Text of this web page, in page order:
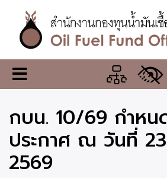
เนื้อหา
หลักสำนักงาน
กองทุน
น้ำมัน
เชื้อ
เพลิง
เมนู
เปลี่ยน
แสดง
ผล
กบน. 10/69 กำหน
ประกาศ ณ วันที่
2569